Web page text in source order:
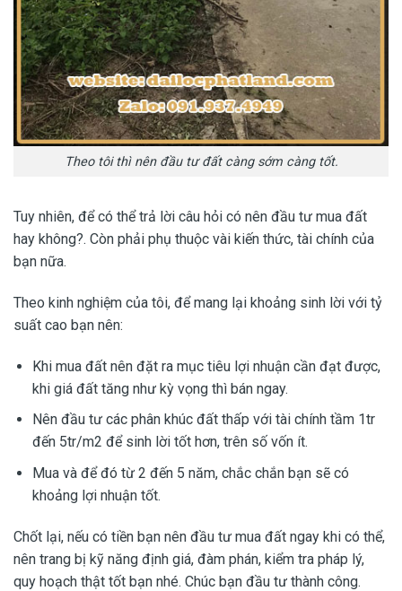
Theo tôi thì nên đầu tư đất càng sớm càng tốt.
Tuy nhiên, để có thể trả lời câu hỏi có nên đầu tư mua đất
hay không?. Còn phải phụ thuộc vài kiến thức, tài chính của
bạn nữa.
Theo kinh nghiệm của tôi, để mang lại khoảng sinh lời với tỷ
suất cao bạn nên:
Khi mua đất nên đặt ra mục tiêu lợi nhuận cần đạt được,
khi giá đất tăng như kỳ vọng thì bán ngay.
Nên đầu tư các phân khúc đất thấp với tài chính tầm 1tr
đến 5tr/m2 để sinh lời tốt hơn, trên số vốn ít.
Mua và để đó từ 2 đến 5 năm, chắc chắn bạn sẽ có
khoảng lợi nhuận tốt.
Chốt lại, nếu có tiền bạn nên đầu tư mua đất ngay khi có thể,
nên trang bị kỹ năng định giá, đàm phán, kiểm tra pháp lý,
quy hoạch thật tốt bạn nhé. Chúc bạn đầu tư thành công.